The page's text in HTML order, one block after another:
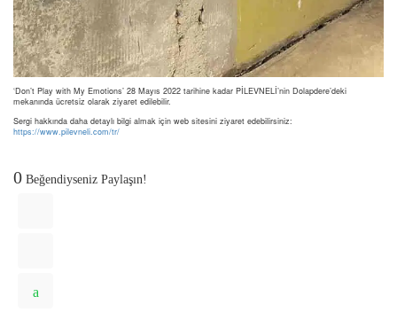
‘Don’t Play with My Emotions’ 28 Mayıs 2022 tarihine kadar PİLEVNELİ’nin Dolapdere’deki
mekanında ücretsiz olarak ziyaret edilebilir.
Sergi hakkında daha detaylı bilgi almak için web sitesini ziyaret edebilirsiniz:
https://www.pilevneli.com/tr/
0 Beğendiyseniz Paylaşın!